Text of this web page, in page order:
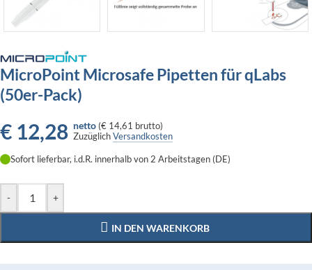
MicroPoint Microsafe Pipetten für qLabs
(50er-Pack)
€ 12,28 netto (€ 14,61 brutto)
ZuzüglichVersandkosten
Sofort lieferbar, i.d.R. innerhalb von 2 Arbeitstagen (DE)
- +
IN DEN WARENKORB